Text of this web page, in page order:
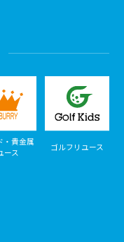
・貴金属
ース
ゴルフリユース